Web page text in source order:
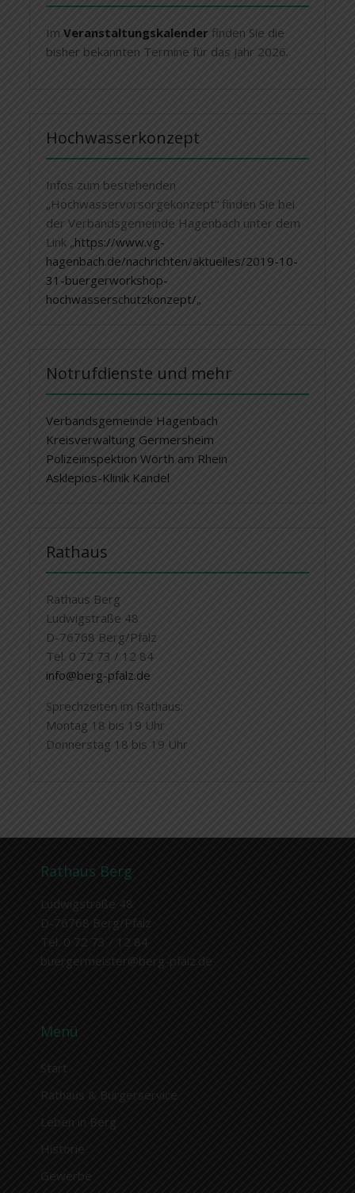
ImVeranstaltungskalender finden Sie die
bisher bekannten Termine für das Jahr 2026.
Hochwasserkonzept
Infos zum bestehenden
„Hochwasservorsorgekonzept“ finden Sie bei
der Verbandsgemeinde Hagenbach unter dem
Link „https://www.vg-
hagenbach.de/nachrichten/aktuelles/2019-10-
31-buergerworkshop-
hochwasserschutzkonzept/„
Notrufdienste und mehr
Verbandsgemeinde Hagenbach
Kreisverwaltung Germersheim
Polizeiinspektion Wörth am Rhein
Asklepios-Klinik Kandel
Rathaus
Rathaus Berg
Ludwigstraße 48
D-76768 Berg/Pfalz
Tel. 0 72 73 / 12 84
info@berg-pfalz.de
Sprechzeiten im Rathaus:
Montag 18 bis 19 Uhr
Donnerstag 18 bis 19 Uhr
Rathaus Berg
Ludwigstraße 48
D-76768 Berg/Pfalz
Tel. 0 72 73 / 12 84
buergermeister@berg-pfalz.de
Menü
Start
Rathaus & Bürgerservice
Leben in Berg
Historie
Gewerbe